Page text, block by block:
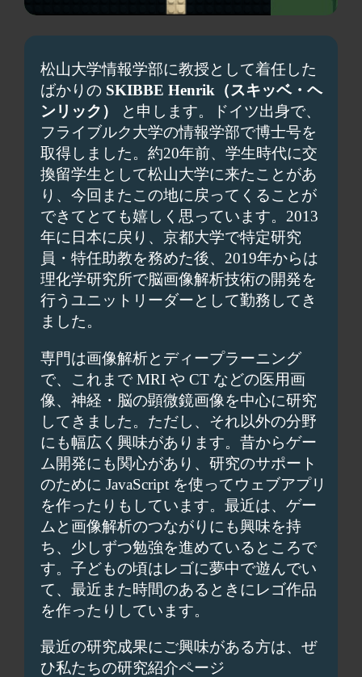
松山大学情報学部に教授として着任した
ばかりの SKIBBE Henrik（スキッベ・ヘ
ンリック）
と申します。ドイツ出身で、
フライブルク大学の情報学部で博士号を
取得しました。約20年前、学生時代に交
換留学生として松山大学に来たことがあ
り、今回またこの地に戻ってくることが
できてとても嬉しく思っています。2013
年に日本に戻り、京都大学で特定研究
員・特任助教を務めた後、2019年からは
理化学研究所で脳画像解析技術の開発を
行うユニットリーダーとして勤務してき
ました。
専門は画像解析とディープラーニング
で、これまで MRI や CT などの医用画
像、神経・脳の顕微鏡画像を中心に研究
してきました。ただし、それ以外の分野
にも幅広く興味があります。昔からゲー
ム開発にも関心があり、研究のサポート
のために JavaScript を使ってウェブアプリ
を作ったりもしています。最近は、ゲー
ムと画像解析のつながりにも興味を持
ち、少しずつ勉強を進めているところで
す。子どもの頃はレゴに夢中で遊んでい
て、最近また時間のあるときにレゴ作品
を作ったりしています。
最近の研究成果にご興味がある方は、ぜ
ひ私たちの研究紹介ページ